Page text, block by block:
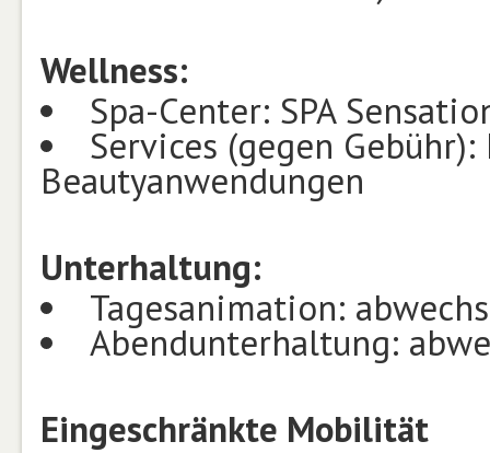
Wellness:
Spa-Center: SPA
Services (gegen
Beautyanwendungen
Unterhaltung:
Tagesanimation:
Abendunterhaltung:
Eingeschränkte Mobilität